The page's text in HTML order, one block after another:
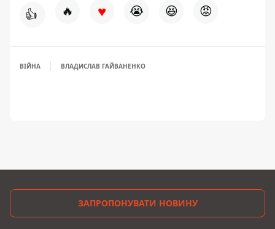
👍 🔥 ♥ 😭 😆 😡
ВІЙНА ВЛАДИСЛАВ ГАЙВАНЕНКО
ЗАПРОПОНУВАТИ НОВИНУ